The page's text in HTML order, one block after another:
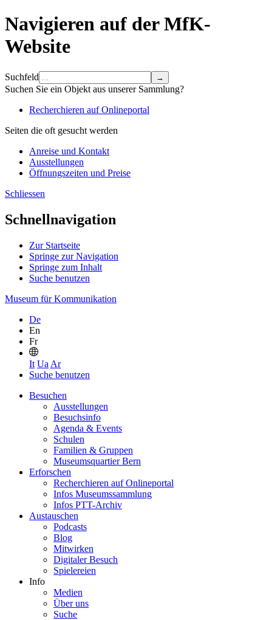
Navigieren auf der MfK-
Website
Suchfeld
Suchen Sie ein Objekt aus unserer Sammlung?
Recherchieren auf Onlineportal
Seiten die oft gesucht werden
Anreise und Kontakt
Ausstellungen
Öffnungszeiten und Preise
Schliessen
Schnellnavigation
Zur Startseite
Springe zur Navigation
Springe zum Inhalt
Suche benutzen
Museum für Kommunikation
De
En
Fr
It Ua Ar
Suche benutzen
Besuchen
Ausstellungen
Besuchsinfo
Agenda & Events
Schulen
Familien & Gruppen
Museumsquartier Bern
Erforschen
Recherchieren auf Onlineportal
Infos Museumssammlung
Infos PTT-Archiv
Austauschen
Podcasts
Blog
Mitwirken
Digitaler Besuch
Spielereien
Info
Medien
Über uns
Suche